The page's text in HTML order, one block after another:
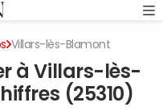
Villars-lès-Blamont
à Villars-lès-
(25310)